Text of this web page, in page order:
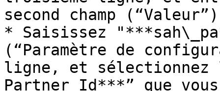
second champ (“Valeur”)
* Saisissez
(“Paramètre de
ligne, et sélectionnez
Partner Id***” que